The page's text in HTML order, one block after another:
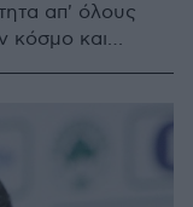
απ' όλους
κόσμο και